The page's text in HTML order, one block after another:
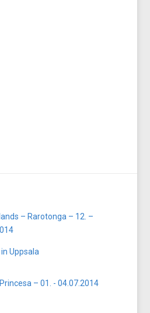
– Rarotonga – 12. –
in Uppsala
– 01. - 04.07.2014